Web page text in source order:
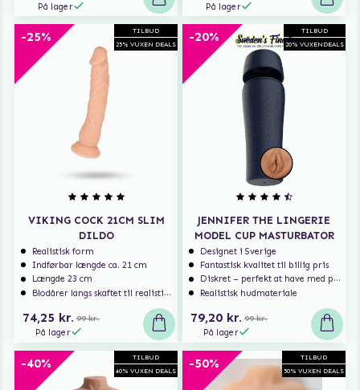
På lager På lager
TILBUD
25% VUXEN DEALS
-25%
VIKING COCK 21CM SLIM
DILDO
Realistisk form
Indførbar længde ca. 21 cm
Længde 23 cm
Blodårer langs skaftet til realistisk nydelse
74,25 kr. 99 kr.
På lager
TILBUD
20% VUXENDEALS
-20%
JENNIFER THE LINGERIE
MODEL CUP MASTURBATOR
Designet i Sverige
Fantastisk kvalitet til billig pris
Diskret – perfekt at have med på rejse
Realistisk hudmateriale
79,20 kr. 99 kr.
På lager
TILBUD
40% VUXEN DEALS
-40%
TILBUD
50% VUXEN DEALS
-50%